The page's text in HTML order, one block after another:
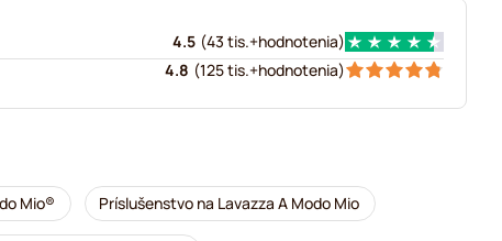
4.5 (43 tis.+hodnotenia)
4.8 (125 tis.+hodnotenia)
Mio® Príslušenstvo na Lavazza A Modo Mio